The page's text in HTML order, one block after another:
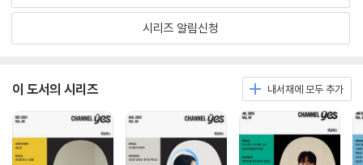
시리즈 알림신청
이 도서의 시리즈 내서재에 모두 추가